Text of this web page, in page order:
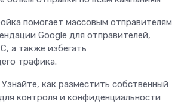
помогает массовым отправителям
Google для отправителей,
а также избегать
трафика.
Узнайте, как разместить собственный
контроля и конфиденциальности